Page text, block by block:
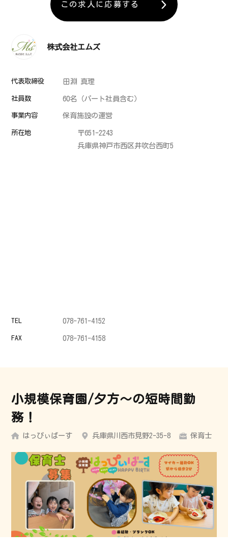
この求人に応募する
株式会社エムズ
代表取締役 田淵 真理
社員数 60名（パート社員含む）
事業内容 保育施設の運営
所在地
〒651-2243
兵庫県神戸市西区井吹台西町5
TEL 078-761-4152
FAX 078-761-4158
小規模保育園/夕方～の短時間勤
務！
はっぴぃばーす 兵庫県川西市見野2-35-8 保育士